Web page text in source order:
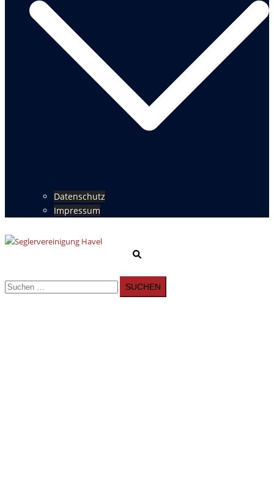
Datenschutz
Impressum
umschalten
Suchen
nach: